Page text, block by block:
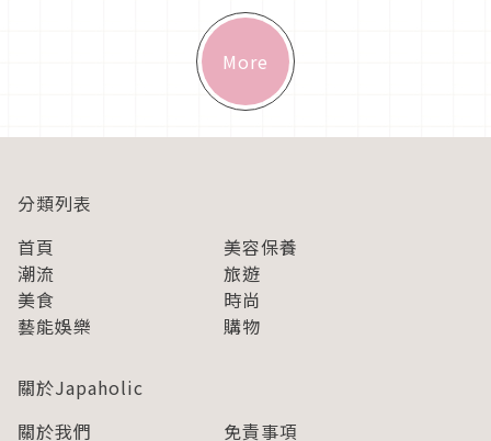
More
分類列表
首頁
美容保養
潮流
旅遊
美食
時尚
藝能娛樂
購物
關於Japaholic
關於我們
免責事項